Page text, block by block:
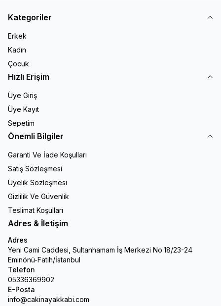
Kategoriler
Erkek
Kadın
Çocuk
Hızlı Erişim
Üye Giriş
Üye Kayıt
Sepetim
Önemli Bilgiler
Garanti Ve İade Koşulları
Satış Sözleşmesi
Üyelik Sözleşmesi
Gizlilik Ve Güvenlik
Teslimat Koşulları
Adres & İletişim
Adres
Yeni Cami Caddesi, Sultanhamam İş Merkezi No:18/23-24
Eminönü-Fatih/İstanbul
Telefon
05336369902
E-Posta
info@cakinayakkabi.com